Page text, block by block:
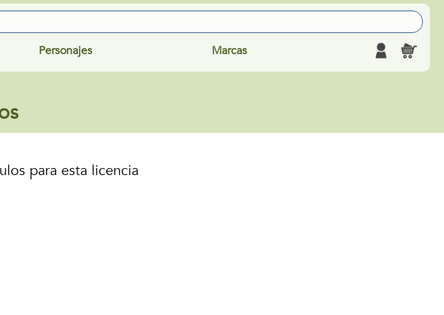
Personajes Marcas
para esta licencia